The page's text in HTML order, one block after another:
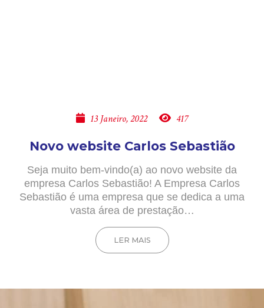
13 Janeiro, 2022 417
Novo website Carlos Sebastião
Seja muito bem-vindo(a) ao novo website da
empresa Carlos Sebastião! A Empresa Carlos
Sebastião é uma empresa que se dedica a uma
vasta área de prestação…
LER MAIS